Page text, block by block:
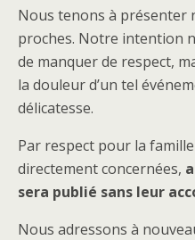
Nous tenons à présenter
proches. Notre intention
de manquer de respect,
la douleur d’un tel
délicatesse.
Par respect pour la
directement concernées,
sera publié sans leur
Nous adressons à